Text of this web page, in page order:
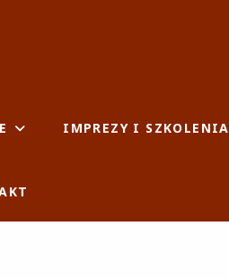
IMPREZY I SZKOLENIA